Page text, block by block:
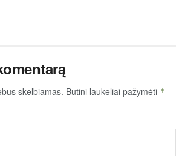
skelbiamas. Būtini laukeliai pažymėti *